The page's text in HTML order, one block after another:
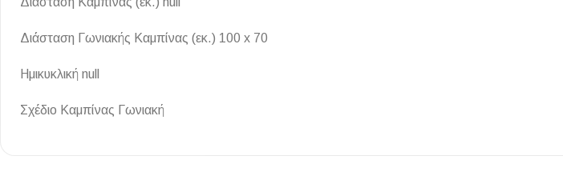
Διάσταση Γωνιακής Καμπίνας (εκ.) 100 x 70
Ημικυκλική null
Σχέδιο Καμπίνας Γωνιακή